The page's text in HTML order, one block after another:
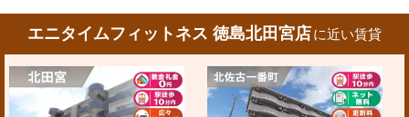
エニタイムフィットネス 徳島北田宮店に近い賃貸